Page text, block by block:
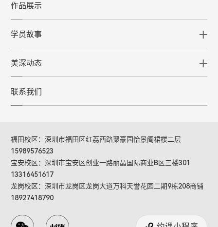
作品展示
学员故事
美深动态
联系我们
福田校区：深圳市福田区红荔西路聚豪园怡景阁裙楼二层
15989576523
宝安校区：深圳市宝安区创业一路丽晶国际商业B区三楼301
13316451617
龙岗校区：深圳市龙岗区龙岗大道万科天誉花园二期9栋208商铺
18927418790